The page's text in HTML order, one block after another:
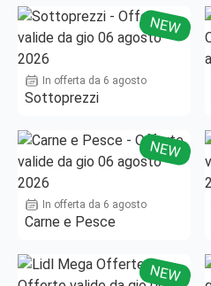
NEW
In offerta da 6 agosto
Sottoprezzi
NEW
In offerta da 6 agosto
Carne e Pesce
NEW